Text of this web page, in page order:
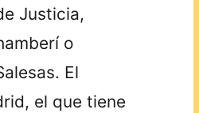
Justicia,
o
El
el que tiene